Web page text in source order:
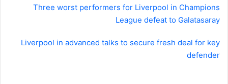
Three worst performers for Liverpool in Champions
League defeat to Galatasaray
Liverpool in advanced talks to secure fresh deal for key
defender